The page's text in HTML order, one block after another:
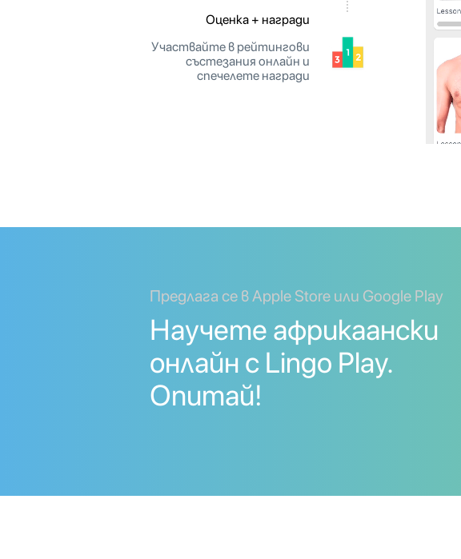
Оценка + награди
Участвайте в рейтингови
състезания онлайн и
спечелете награди
Предлага се в Apple Store или Google Play
Научете африкаански
онлайн с Lingo Play.
Опитай!